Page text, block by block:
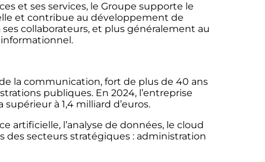
et ses services, le Groupe supporte le
et contribue au développement de
collaborateurs, et plus généralement au
la communication, fort de plus de 40 ans
publiques. En 2024, l’entreprise
à 1,4 milliard d’euros.
l’analyse de données, le cloud
des secteurs stratégiques : administration